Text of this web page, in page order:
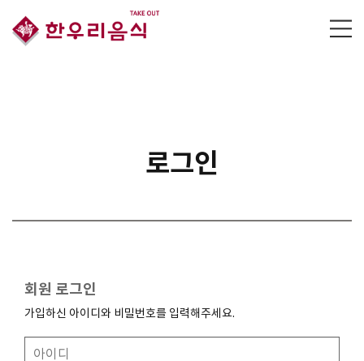
로그인
회원 로그인
가입하신 아이디와 비밀번호를 입력해주세요.